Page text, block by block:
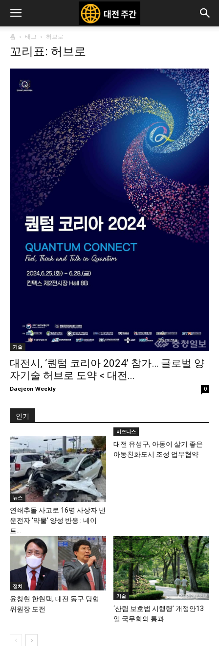
홈 태그 허브로
꼬리표: 허브로
기술
대전시, ‘퀀텀 코리아 2024’ 참가… 글로벌 양
자기술 허브로 도약 < 대전...
Daejeon Weekly 0
인기
뉴스
연쇄추돌 사고로 16명 사상자 낸
운전자 ‘약물’ 양성 반응 : 네이
트...
비즈니스
대전 유성구, 아동이 살기 좋은
아동친화도시 조성 업무협약
정치
윤창현.한현택, 대전 동구 당협
위원장 도전
기술
‘산림 보호법 시행령’ 개정안13
일 국무회의 통과